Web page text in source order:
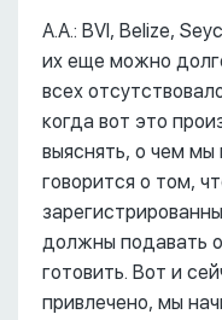
А.А.: BVI, Belize,
их еще можно
всех
когда вот это
выяснять, о чем мы
говорится о том,
должны подавать
готовить. Вот и
привлечено, мы